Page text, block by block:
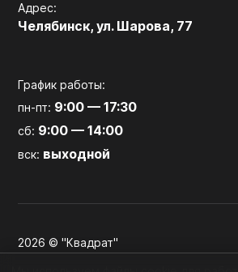
Адрес:
Челябинск, ул. Шарова, 77
График работы:
пн-пт: 9:00 — 17:30
сб: 9:00 — 14:00
вск: выходной
2026 © "Квадрат"